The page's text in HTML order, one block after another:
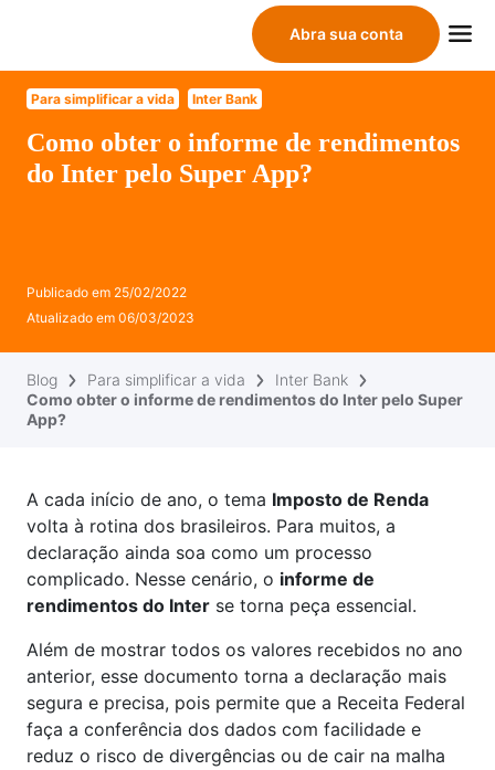
Abra sua conta
Para simplificar a vida Inter Bank
Como obter o informe de rendimentos
do Inter pelo Super App?
Publicado em 25/02/2022
Atualizado em 06/03/2023
Blog Para simplificar a vida
Inter Bank
Como obter o informe de rendimentos do Inter pelo Super
App?
A cada início de ano, o tema Imposto de Renda
volta à rotina dos brasileiros. Para muitos, a
declaração ainda soa como um processo
complicado. Nesse cenário, o informe de
rendimentos do Inter se torna peça essencial.
Além de mostrar todos os valores recebidos no ano
anterior, esse documento torna a declaração mais
segura e precisa, pois permite que a Receita Federal
faça a conferência dos dados com facilidade e
reduz o risco de divergências ou de cair na malha